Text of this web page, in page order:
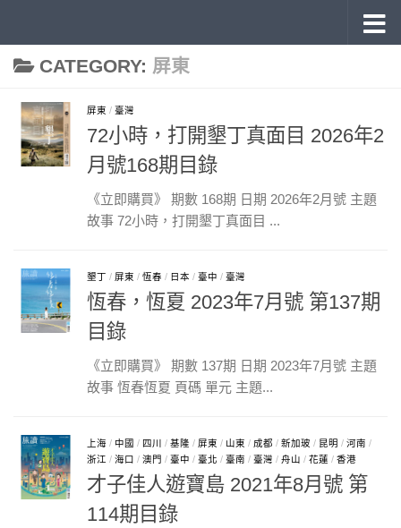
CATEGORY: 屏東
屏東 / 臺灣
72小時，打開墾丁真面目 2026年2
月號168期目錄
《立即購買》 期數 168期 日期 2026年2月號 主題
故事 72小時，打開墾丁真面目 ...
墾丁 / 屏東 / 恆春 / 日本 / 臺中 / 臺灣
恆春，恆夏 2023年7月號 第137期
目錄
《立即購買》 期數 137期 日期 2023年7月號 主題
故事 恆春恆夏 頁碼 單元 主題...
上海 / 中國 / 四川 / 基隆 / 屏東 / 山東 / 成都 / 新加玻 / 昆明 / 河南 /
浙江 / 海口 / 澳門 / 臺中 / 臺北 / 臺南 / 臺灣 / 舟山 / 花蓮 / 香港
才子佳人遊寶島 2021年8月號 第
114期目錄